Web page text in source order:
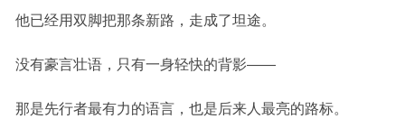
他已经用双脚把那条新路，走成了坦途。
没有豪言壮语，只有一身轻快的背影——
那是先行者最有力的语言，也是后来人最亮的路标。